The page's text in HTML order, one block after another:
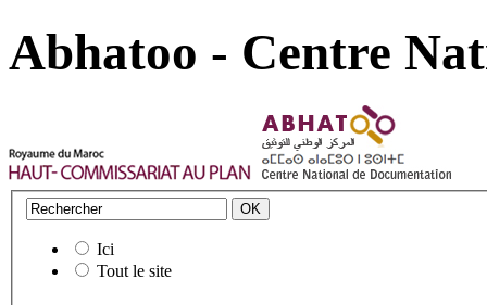
Abhatoo - Centre
Ici
Tout le site